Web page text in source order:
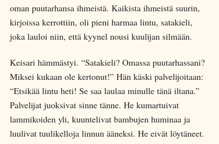
oman puutarhansa ihmeistä. Kaikista ihmeistä suurin,
kirjoissa kerrottiin, oli pieni harmaa lintu, satakieli,
joka lauloi niin, että kyynel nousi kuulijan silmään.
Keisari hämmästyi. “Satakieli? Omassa puutarhassani?
Miksei kukaan ole kertonut!” Hän käski palvelijoitaan:
“Etsikää lintu heti! Se saa laulaa minulle tänä iltana.”
Palvelijat juoksivat sinne tänne. He kumartuivat
lammikoiden yli, kuuntelivat bambujen huminaa ja
luulivat tuulikelloja linnun ääneksi. He eivät löytäneet.